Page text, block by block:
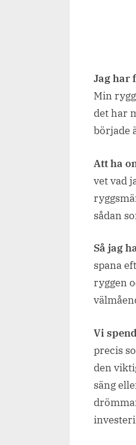
Jag har
Min
det har
började
Att ha
vet vad
sådan
Så jag
spana
ryggen
Vi
precis
den
säng